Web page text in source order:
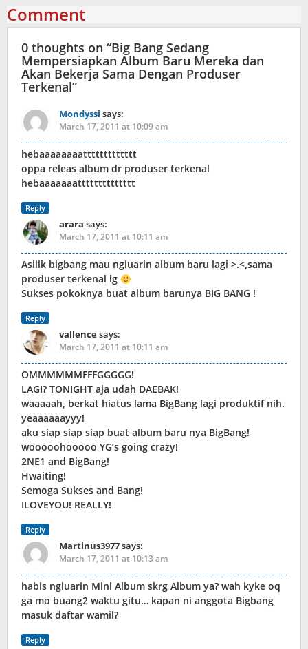
Comment
0 thoughts on “Big Bang Sedang
Mempersiapkan Album Baru Mereka dan
Akan Bekerja Sama Dengan Produser
Terkenal”
Mondyssi says:
March 17, 2011 at 10:09 am
hebaaaaaaaattttttttttttt
oppa releas album dr produser terkenal
hebaaaaaaatttttttttttttt
Reply
arara says:
March 17, 2011 at 10:11 am
Asiiik bigbang mau ngluarin album baru lagi >.<,sama
produser terkenal lg
Sukses pokoknya buat album barunya BIG BANG !
Reply
vallencesays:
March 17, 2011 at 10:11 am
OMMMMMMFFFGGGGG!
LAGI? TONIGHT aja udah DAEBAK!
waaaaah, berkat hiatus lama BigBang lagi produktif nih.
yeaaaaaayyy!
aku siap siap siap buat album baru nya BigBang!
wooooohooooo YG’s going crazy!
2NE1 and BigBang!
Hwaiting!
Semoga Sukses and Bang!
ILOVEYOU! REALLY!
Reply
Martinus3977says:
March 17, 2011 at 10:13 am
habis ngluarin Mini Album skrg Album ya? wah kyke oq
ga mo buang2 waktu gitu… kapan ni anggota Bigbang
masuk daftar wamil?
Reply